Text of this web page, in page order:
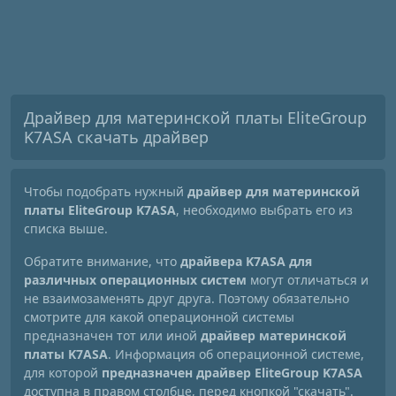
Драйвер для материнской платы EliteGroup
K7ASA скачать драйвер
Чтобы подобрать нужный драйвер для материнской
платы EliteGroup K7ASA, необходимо выбрать его из
списка выше.
Обратите внимание, что драйвера K7ASA для
различных операционных систем могут отличаться и
не взаимозаменять друг друга. Поэтому обязательно
смотрите для какой операционной системы
предназначен тот или иной драйвер материнской
платы K7ASA. Информация об операционной системе,
для которой предназначен драйвер EliteGroup K7ASA
доступна в правом столбце, перед кнопкой "скачать".